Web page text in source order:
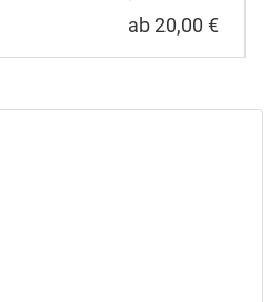
ab 20,00 €